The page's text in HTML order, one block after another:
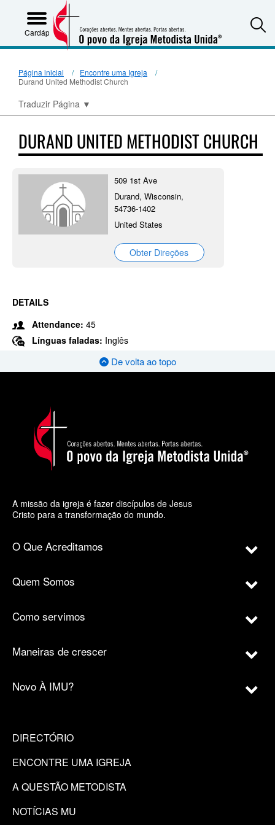
Cardápio
Página inicial
Encontre uma Igreja
Durand United Methodist Church
Traduzir Página ▼
DURAND UNITED METHODIST CHURCH
509 1st Ave
Durand, Wisconsin,
54736-1402
United States
Obter Direções
DETAILS
Attendance: 45
Línguas faladas: Inglês
De volta ao topo
A missão da igreja é fazer discípulos de Jesus
Cristo para a transformação do mundo.
O Que Acreditamos
Quem Somos
Como servimos
Maneiras de crescer
Novo À IMU?
DIRECTÓRIO
ENCONTRE UMA IGREJA
A QUESTÃO METODISTA
NOTÍCIAS MU